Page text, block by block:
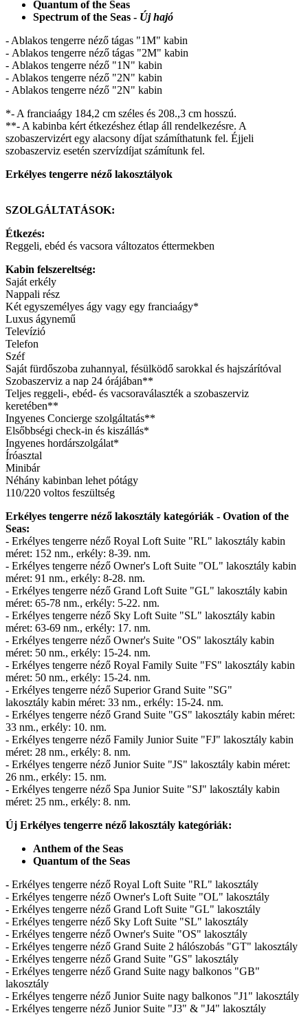
Quantum of the Seas
Spectrum of the Seas - Új hajó
- Ablakos tengerre néző tágas "1M" kabin
- Ablakos tengerre néző tágas "2M" kabin
- Ablakos tengerre néző "1N" kabin
- Ablakos tengerre néző "2N" kabin
- Ablakos tengerre néző "2N" kabin
*- A franciaágy 184,2 cm széles és 208.,3 cm hosszú.
**- A kabinba kért étkezéshez étlap áll rendelkezésre. A
szobaszervizért egy alacsony díjat számíthatunk fel. Éjjeli
szobaszerviz esetén szervízdíjat számítunk fel.
Erkélyes tengerre néző lakosztályok
SZOLGÁLTATÁSOK:
Étkezés:
Reggeli, ebéd és vacsora változatos éttermekben
Kabin felszereltség:
Saját erkély
Nappali rész
Két egyszemélyes ágy vagy egy franciaágy*
Luxus ágynemű
Televízió
Telefon
Széf
Saját fürdőszoba zuhannyal, fésülködő sarokkal és hajszárítóval
Szobaszerviz a nap 24 órájában**
Teljes reggeli-, ebéd- és vacsoraválaszték a szobaszerviz
keretében**
Ingyenes Concierge szolgáltatás**
Elsőbbségi check-in és kiszállás*
Ingyenes hordárszolgálat*
Íróasztal
Minibár
Néhány kabinban lehet pótágy
110/220 voltos feszültség
Erkélyes tengerre néző lakosztály kategóriák - Ovation of the
Seas:
- Erkélyes tengerre néző Royal Loft Suite "RL" lakosztály kabin
méret: 152 nm., erkély: 8-39. nm.
- Erkélyes tengerre néző Owner's Loft Suite "OL" lakosztály kabin
méret: 91 nm., erkély: 8-28. nm.
- Erkélyes tengerre néző Grand Loft Suite "GL" lakosztály kabin
méret: 65-78 nm., erkély: 5-22. nm.
- Erkélyes tengerre néző Sky Loft Suite "SL" lakosztály kabin
méret: 63-69 nm., erkély: 17. nm.
- Erkélyes tengerre néző Owner's Suite "OS" lakosztály kabin
méret: 50 nm., erkély: 15-24. nm.
- Erkélyes tengerre néző Royal Family Suite "FS" lakosztály kabin
méret: 50 nm., erkély: 15-24. nm.
- Erkélyes tengerre néző Superior Grand Suite "SG"
lakosztály kabin méret: 33 nm., erkély: 15-24. nm.
- Erkélyes tengerre néző Grand Suite "GS" lakosztály kabin méret:
33 nm., erkély: 10. nm.
- Erkélyes tengerre néző Family Junior Suite "FJ" lakosztály kabin
méret: 28 nm., erkély: 8. nm.
- Erkélyes tengerre néző Junior Suite "JS" lakosztály kabin méret:
26 nm., erkély: 15. nm.
- Erkélyes tengerre néző Spa Junior Suite "SJ" lakosztály kabin
méret: 25 nm., erkély: 8. nm.
Új Erkélyes tengerre néző lakosztály kategóriák:
Anthem of the Seas
Quantum of the Seas
- Erkélyes tengerre néző Royal Loft Suite "RL" lakosztály
- Erkélyes tengerre néző Owner's Loft Suite "OL" lakosztály
- Erkélyes tengerre néző Grand Loft Suite "GL" lakosztály
- Erkélyes tengerre néző Sky Loft Suite "SL" lakosztály
- Erkélyes tengerre néző Owner's Suite "OS" lakosztály
- Erkélyes tengerre néző Grand Suite 2 hálószobás "GT" lakosztály
- Erkélyes tengerre néző Grand Suite "GS" lakosztály
- Erkélyes tengerre néző Grand Suite nagy balkonos "GB"
lakosztály
- Erkélyes tengerre néző Junior Suite nagy balkonos "J1" lakosztály
- Erkélyes tengerre néző Junior Suite "J3" & "J4" lakosztály